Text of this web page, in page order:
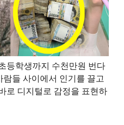
등학생까지 수천만원 번다
람들 사이에서 인기를 끌고
로 디지털로 감정을 표현하